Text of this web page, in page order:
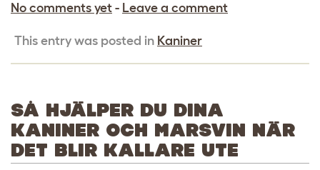
No comments yet - Leave a comment
This entry was posted in Kaniner
SÅ HJÄLPER DU DINA
KANINER OCH MARSVIN NÄR
DET BLIR KALLARE UTE